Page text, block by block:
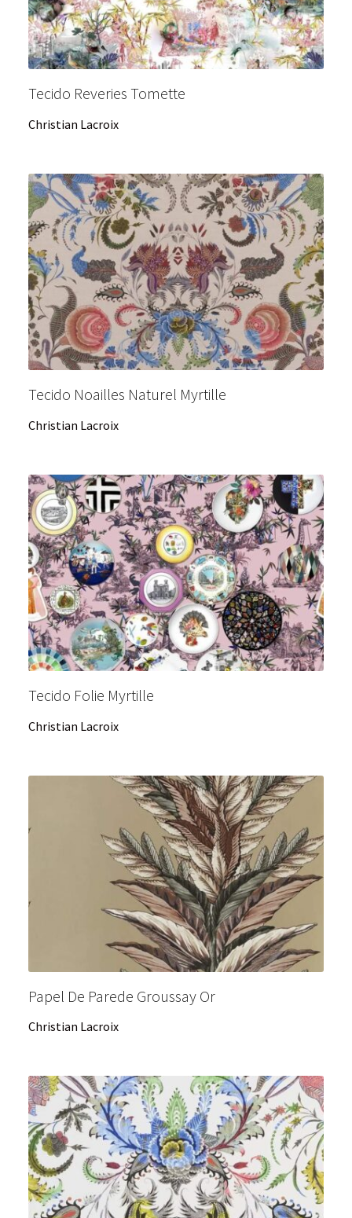
Tecido Reveries Tomette
Christian Lacroix
Tecido Noailles Naturel Myrtille
Christian Lacroix
Tecido Folie Myrtille
Christian Lacroix
Papel De Parede Groussay Or
Christian Lacroix